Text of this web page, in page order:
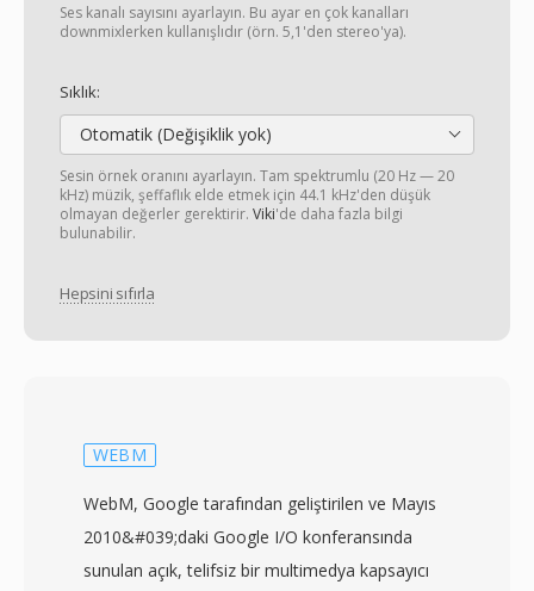
Ses kanalı sayısını ayarlayın. Bu ayar en çok kanalları
downmixlerken kullanışlıdır (örn. 5,1'den stereo'ya).
Sıklık:
Otomatik (Değişiklik yok)
Sesin örnek oranını ayarlayın. Tam spektrumlu (20 Hz — 20
kHz) müzik, şeffaflık elde etmek için 44.1 kHz'den düşük
olmayan değerler gerektirir. Viki'de daha fazla bilgi
bulunabilir.
Hepsini sıfırla
WEBM
WebM, Google tarafından geliştirilen ve Mayıs
2010&#039;daki Google I/O konferansında
sunulan açık, telifsiz bir multimedya kapsayıcı